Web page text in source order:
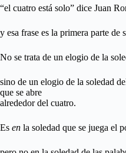
“el cuatro está solo” dice Juan
y esa frase es la primera parte de
No se trata de un elogio de la
sino de un elogio de la soledad
que se abre
alrededor del cuatro.
Es en la soledad que se juega el